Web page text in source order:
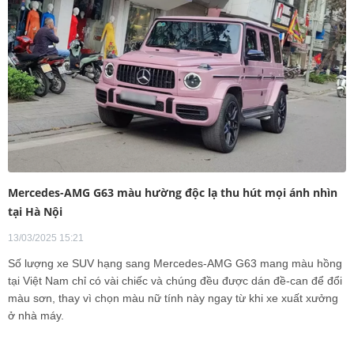
Mercedes-AMG G63 màu hường độc lạ thu hút mọi ánh nhìn
tại Hà Nội
13/03/2025 15:21
Số lượng xe SUV hạng sang Mercedes-AMG G63 mang màu hồng
tại Việt Nam chỉ có vài chiếc và chúng đều được dán đề-can để đổi
màu sơn, thay vì chọn màu nữ tính này ngay từ khi xe xuất xưởng
ở nhà máy.